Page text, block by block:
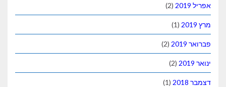
אפריל 2019 (2)
מרץ 2019 (1)
פברואר 2019 (2)
ינואר 2019 (2)
דצמבר 2018 (1)